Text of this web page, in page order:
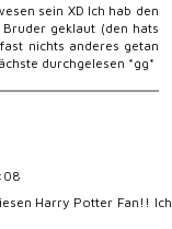
sein XD Ich hab den
geklaut (den hats
nichts anderes getan
durchgelesen *gg*
Harry Potter Fan!! Ich